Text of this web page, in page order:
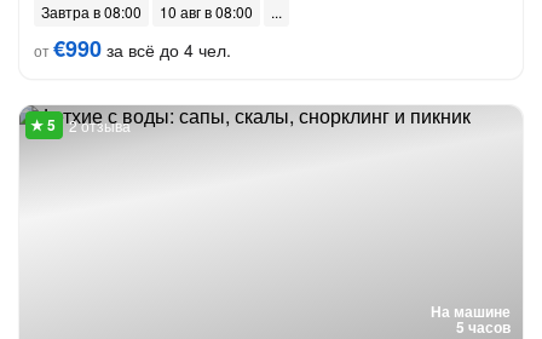
Завтра в 08:00
10 авг в 08:00
от€990 за всё до 4 чел.
На машине
5 часов
2 отзыва